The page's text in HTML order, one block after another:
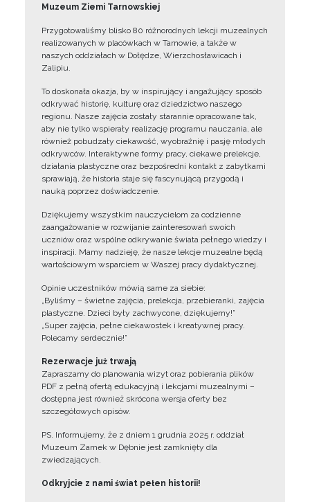
Muzeum Ziemi Tarnowskiej
Przygotowaliśmy blisko 80 różnorodnych lekcji muzealnych
realizowanych w placówkach w Tarnowie, a także w
naszych oddziałach w Dołędze, Wierzchosławicach i
Zalipiu.
To doskonała okazja, by w inspirujący i angażujący sposób
odkrywać historię, kulturę oraz dziedzictwo naszego
regionu. Nasze zajęcia zostały starannie opracowane tak,
aby nie tylko wspierały realizację programu nauczania, ale
również pobudzały ciekawość, wyobraźnię i pasję młodych
odkrywców. Interaktywne formy pracy, ciekawe prelekcje,
działania plastyczne oraz bezpośredni kontakt z zabytkami
sprawiają, że historia staje się fascynującą przygodą i
nauką poprzez doświadczenie.
Dziękujemy wszystkim nauczycielom za codzienne
zaangażowanie w rozwijanie zainteresowań swoich
uczniów oraz wspólne odkrywanie świata pełnego wiedzy i
inspiracji. Mamy nadzieję, że nasze lekcje muzealne będą
wartościowym wsparciem w Waszej pracy dydaktycznej.
Opinie uczestników mówią same za siebie:
„Byliśmy – świetne zajęcia, prelekcja, przebieranki, zajęcia
plastyczne. Dzieci były zachwycone, dziękujemy!”
„Super zajęcia, pełne ciekawostek i kreatywnej pracy.
Polecamy serdecznie!”
Rezerwacje już trwają
Zapraszamy do planowania wizyt oraz pobierania plików
PDF z pełną ofertą edukacyjną i lekcjami muzealnymi –
dostępna jest również skrócona wersja oferty bez
szczegółowych opisów.
PS. Informujemy, że z dniem 1 grudnia 2025 r. oddział
Muzeum Zamek w Dębnie jest zamknięty dla
zwiedzających.
Odkryjcie z nami świat pełen historii!